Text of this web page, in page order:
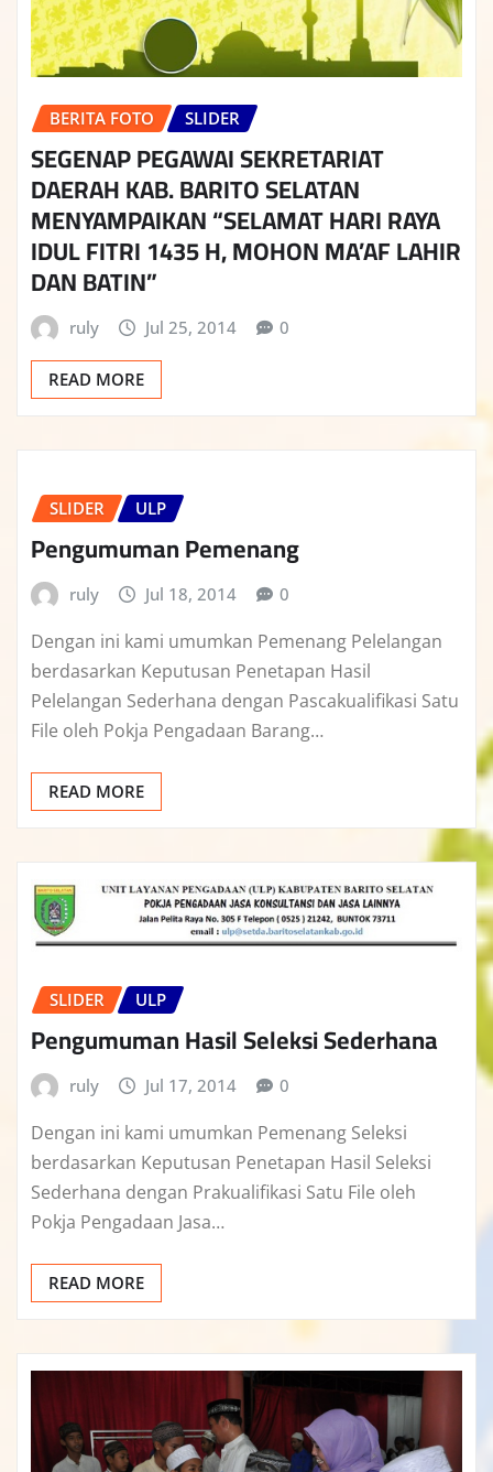
BERITA FOTO SLIDER
SEGENAP PEGAWAI SEKRETARIAT
DAERAH KAB. BARITO SELATAN
MENYAMPAIKAN “SELAMAT HARI RAYA
IDUL FITRI 1435 H, MOHON MA’AF LAHIR
DAN BATIN”
ruly Jul 25, 2014 0
READ MORE
SLIDER ULP
Pengumuman Pemenang
ruly Jul 18, 2014 0
Dengan ini kami umumkan Pemenang Pelelangan
berdasarkan Keputusan Penetapan Hasil
Pelelangan Sederhana dengan Pascakualifikasi Satu
File oleh Pokja Pengadaan Barang…
READ MORE
SLIDER ULP
Pengumuman Hasil Seleksi Sederhana
ruly Jul 17, 2014 0
Dengan ini kami umumkan Pemenang Seleksi
berdasarkan Keputusan Penetapan Hasil Seleksi
Sederhana dengan Prakualifikasi Satu File oleh
Pokja Pengadaan Jasa…
READ MORE